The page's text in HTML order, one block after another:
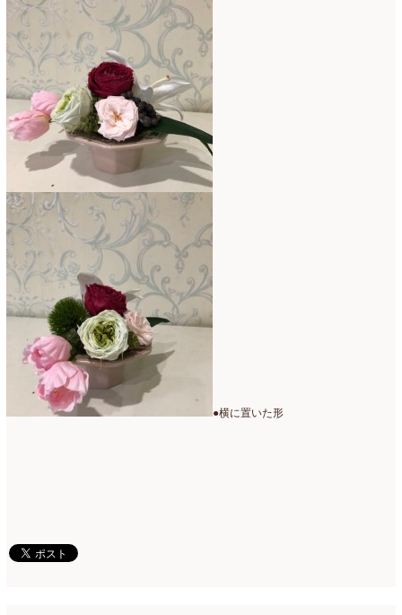
●横に置いた形